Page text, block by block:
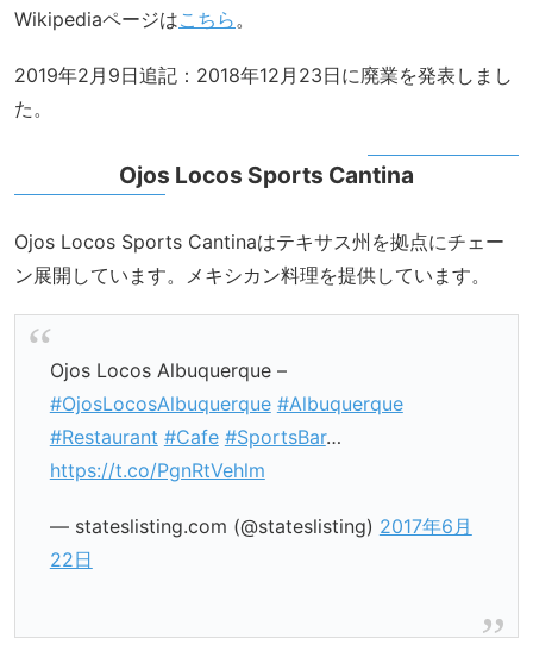
Wikipediaページはこちら 。
2019年2月9日追記：2018年12月23日に廃業を発表しまし
た。
Ojos Locos Sports Cantina
Ojos Locos Sports Cantinaはテキサス州を拠点にチェー
ン展開しています。メキシカン料理を提供しています。
Ojos Locos Albuquerque –
#OjosLocosAlbuquerque #Albuquerque
#Restaurant #Cafe #SportsBar…
https://t.co/PgnRtVehlm
— stateslisting.com (@stateslisting) 2017年6月
22日